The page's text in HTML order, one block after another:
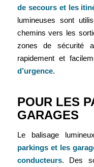
de secours et les
lumineuses sont
chemins vers les
zones de sécurité
rapidement et
d’urgence.
POUR LES
GARAGES
Le balisage
parkings et les
conducteurs. Des